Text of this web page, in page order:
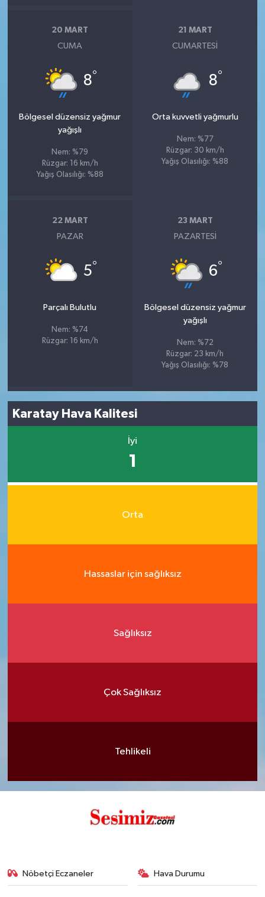
20 MART
CUMA
8°
Bölgesel düzensiz yağmur
yağışlı
Nem: %79
Rüzgar: 16 km/h
Yağış Olasılığı: %88
21 MART
CUMARTESI
8°
Orta kuvvetli yağmurlu
Nem: %77
Rüzgar: 30 km/h
Yağış Olasılığı: %88
22 MART
PAZAR
5°
Parçalı Bulutlu
Nem: %74
Rüzgar: 16 km/h
23 MART
PAZARTESI
6°
Bölgesel düzensiz yağmur
yağışlı
Nem: %72
Rüzgar: 23 km/h
Yağış Olasılığı: %78
Karatay Hava Kalitesi
İyi
1
Orta
Hassaslar için sağlıksız
Sağlıksız
Çok Sağlıksız
Tehlikeli
Nöbetçi Eczaneler Hava Durumu